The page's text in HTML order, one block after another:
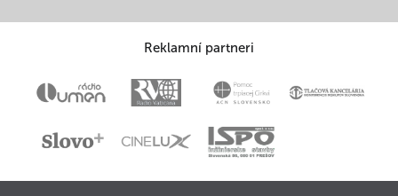
Reklamní partneri